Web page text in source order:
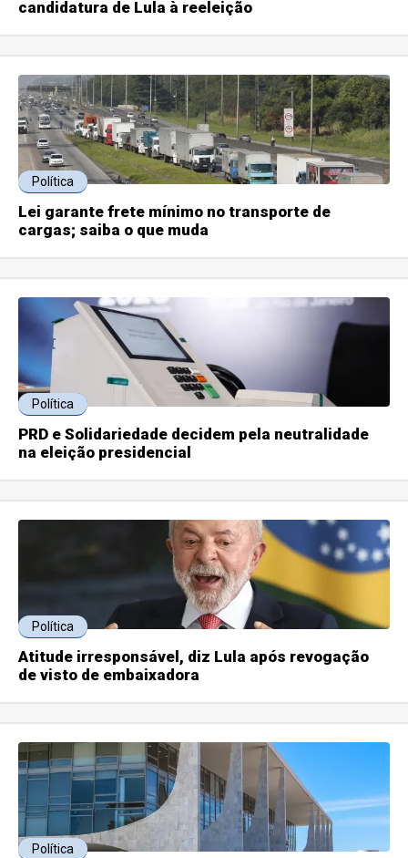
candidatura de Lula à reeleição
Política
Lei garante frete mínimo no transporte de
cargas; saiba o que muda
Política
PRD e Solidariedade decidem pela neutralidade
na eleição presidencial
Política
Atitude irresponsável, diz Lula após revogação
de visto de embaixadora
Política